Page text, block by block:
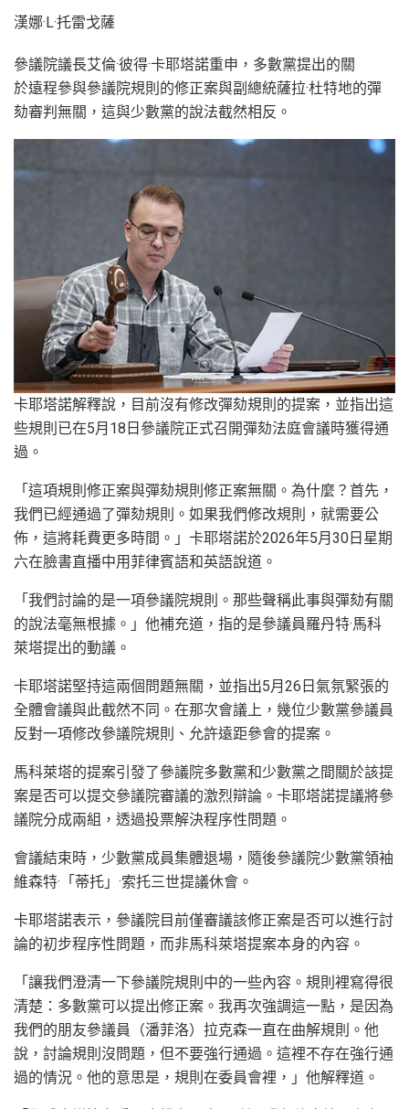
漢娜·L·托雷戈薩
參議院議長艾倫·彼得·卡耶塔諾重申，多數黨提出的關
於遠程參與參議院規則的修正案與副總統薩拉·杜特地的彈
劾審判無關，這與少數黨的說法截然相反。
卡耶塔諾解釋說，目前沒有修改彈劾規則的提案，並指出這
些規則已在5月18日參議院正式召開彈劾法庭會議時獲得通
過。
「這項規則修正案與彈劾規則修正案無關。為什麼？首先，
我們已經通過了彈劾規則。如果我們修改規則，就需要公
佈，這將耗費更多時間。」卡耶塔諾於2026年5月30日星期
六在臉書直播中用菲律賓語和英語說道。
「我們討論的是一項參議院規則。那些聲稱此事與彈劾有關
的說法毫無根據。」他補充道，指的是參議員羅丹特·馬科
萊塔提出的動議。
卡耶塔諾堅持這兩個問題無關，並指出5月26日氣氛緊張的
全體會議與此截然不同。在那次會議上，幾位少數黨參議員
反對一項修改參議院規則、允許遠距參會的提案。
馬科萊塔的提案引發了參議院多數黨和少數黨之間關於該提
案是否可以提交參議院審議的激烈辯論。卡耶塔諾提議將參
議院分成兩組，透過投票解決程序性問題。
會議結束時，少數黨成員集體退場，隨後參議院少數黨領袖
維森特·「蒂托」·索托三世提議休會。
卡耶塔諾表示，參議院目前僅審議該修正案是否可以進行討
論的初步程序性問題，而非馬科萊塔提案本身的內容。
「讓我們澄清一下參議院規則中的一些內容。規則裡寫得很
清楚：多數黨可以提出修正案。我再次強調這一點，是因為
我們的朋友參議員（潘菲洛）拉克森一直在曲解規則。他
說，討論規則沒問題，但不要強行通過。這裡不存在強行通
過的情況。他的意思是，規則在委員會裡，」他解釋道。